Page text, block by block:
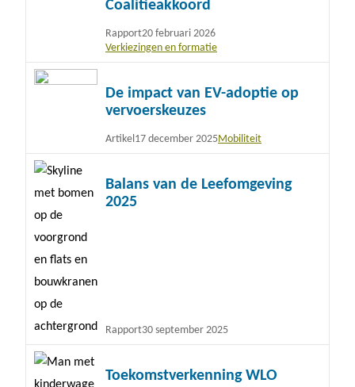
Coalitieakkoord
Rapport20 februari 2026
Verkiezingen en formatie
De impact van EV-adoptie op
vervoerskeuzes
Artikel 17 december 2025Mobiliteit
Lees
Balans van de Leefomgeving
2025
Rapport30 september 2025
Lees
meer
Toekomstverkenning WLO
Lees
meer